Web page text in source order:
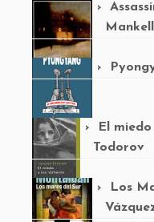
Mankell
El
Todorov
Los